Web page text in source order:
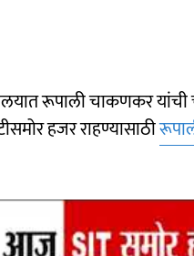
रूपाली चाकणकर
हजर राहण्यासाठी